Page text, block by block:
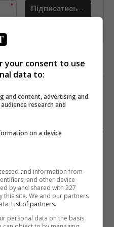
* Підписатись→
УКРАЇНУ НА
Наступна стаття
СТАЛА НА ЗАХИСТ
your consent to use
data to:
and content, advertising and
research and
on a device
and information from
and other device
by and shared with 227
this site. We and our partners
List of partners.
personal data on the basis